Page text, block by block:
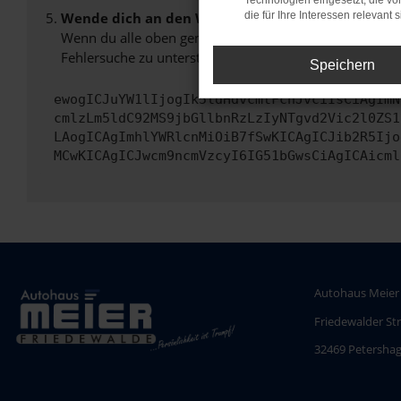
Wende dich an den Webseitenbetreiber.
Wenn du alle oben genannten Schritte versucht hast,
Fehlersuche zu unterstützen:
Autohaus Meier
Friedewalder
32469
die für Ihre Interessen relevant
Speichern